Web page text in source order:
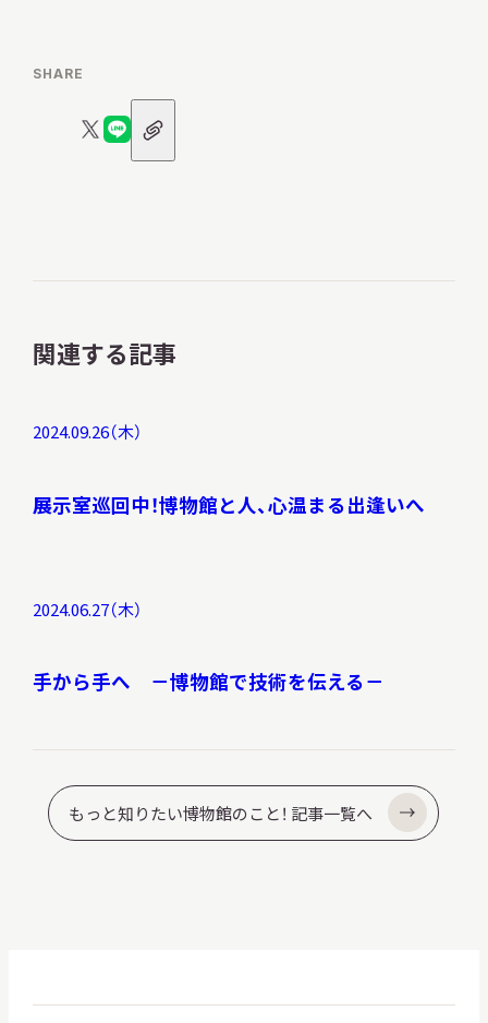
SHARE
X
LINE
URL
ア
イ
関連する記事
2024.09.26（木）
展示室巡回中！博物館と人、心温まる出逢いへ
2024.06.27（木）
手から手へ －博物館で技術を伝える－
もっと知りたい博物館のこと！ 記事一覧へ